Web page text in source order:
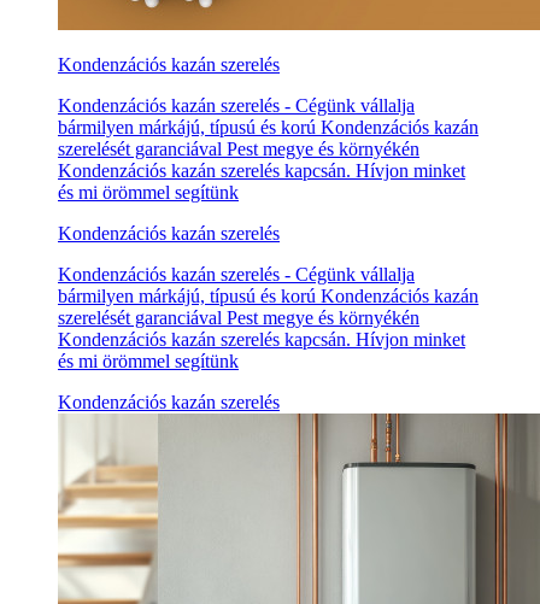
Kondenzációs kazán szerelés
Kondenzációs kazán szerelés - Cégünk vállalja
bármilyen márkájú, típusú és korú Kondenzációs kazán
szerelését garanciával Pest megye és környékén
Kondenzációs kazán szerelés kapcsán. Hívjon minket
és mi örömmel segítünk
Kondenzációs kazán szerelés
Kondenzációs kazán szerelés - Cégünk vállalja
bármilyen márkájú, típusú és korú Kondenzációs kazán
szerelését garanciával Pest megye és környékén
Kondenzációs kazán szerelés kapcsán. Hívjon minket
és mi örömmel segítünk
Kondenzációs kazán szerelés